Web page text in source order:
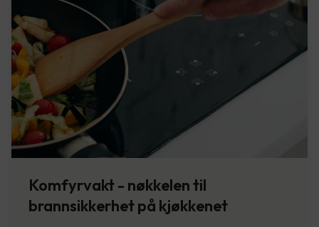
Komfyrvakt - nøkkelen til
brannsikkerhet på kjøkkenet